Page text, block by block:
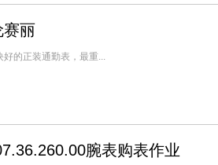
赛丽
的正装通勤表，最重...
腕表购表作业